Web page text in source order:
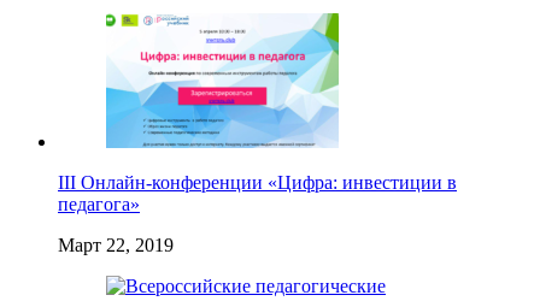
III Онлайн-конференции «Цифра: инвестиции в
педагога»
Март 22, 2019